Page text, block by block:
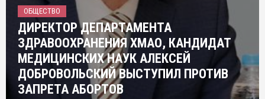
ОБЩЕСТВО
ДИРЕКТОР ДЕПАРТАМЕНТА
ЗДРАВООХРАНЕНИЯ ХМАО, КАНДИДАТ
МЕДИЦИНСКИХ НАУК АЛЕКСЕЙ
ДОБРОВОЛЬСКИЙ ВЫСТУПИЛ ПРОТИВ
ЗАПРЕТА АБОРТОВ